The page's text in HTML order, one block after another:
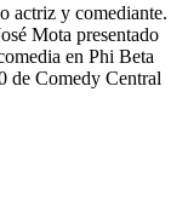
actriz y comediante.
Mota presentado
en Phi Beta
de Comedy Central